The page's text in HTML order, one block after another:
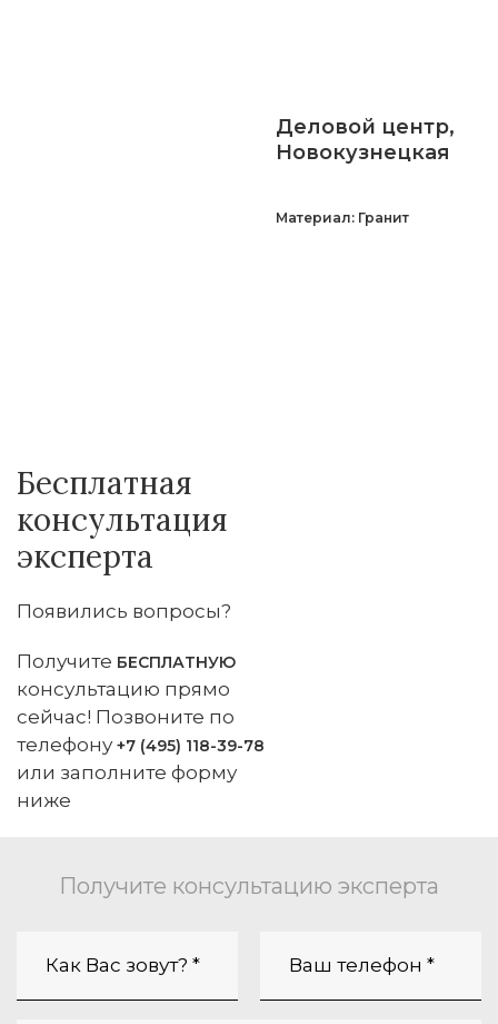
Деловой центр,
Новокузнецкая
Материал: Гранит
Бесплатная
консультация
эксперта
Появились вопросы?
Получите БЕСПЛАТНУЮ
консультацию прямо
сейчас! Позвоните по
телефону +7 (495) 118-39-78
или заполните форму
ниже
Получите консультацию эксперта